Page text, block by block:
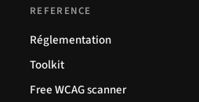
REFERENCE
Réglementation
Toolkit
Free WCAG scanner